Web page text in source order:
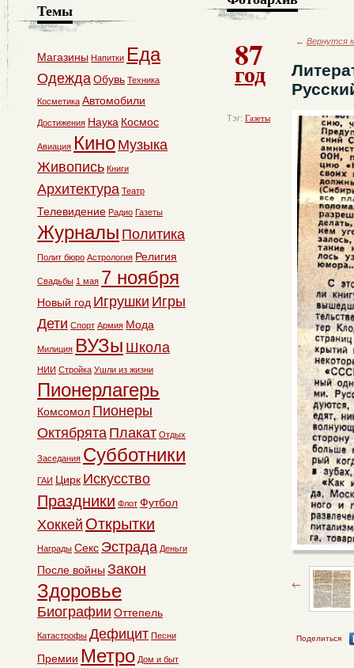
87
год
Тэг: Газеты
← Вернутся
Поделиться
Темы
Магазины Напитки Еда
ОдеждаОбувь Техника
Косметика Автомобили
Достижения Наука Космос
Авиация Кино Музыка
Живопись Книги
Архитектура Театр
Телевидение Радио Газеты
Журналы Политика
Полит бюро Астрология Религия
Свадьбы 1 мая 7 ноября
Новый год Игрушки Игры
Дети Спорт Армия Мода
Милиция ВУЗы Школа
НИИ Стройка Ушли из жизни
Пионерлагерь
Комсомол Пионеры
Октябрята Плакат Отдых
Заседания Субботники
ГАИ Цирк Искусство
Праздники Флот Футбол
Хоккей Открытки
Награды Секс Эстрада Деньги
После войны Закон
Здоровье
Биографии Оттепель
Катастрофы Дефицит Песни
Премии Метро Дом и быт